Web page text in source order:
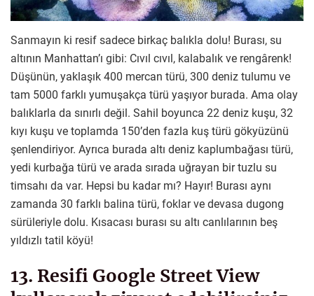
Sanmayın ki resif sadece birkaç balıkla dolu! Burası, su
altının Manhattan’ı gibi: Cıvıl cıvıl, kalabalık ve rengârenk!
Düşünün, yaklaşık 400 mercan türü, 300 deniz tulumu ve
tam 5000 farklı yumuşakça türü yaşıyor burada. Ama olay
balıklarla da sınırlı değil. Sahil boyunca 22 deniz kuşu, 32
kıyı kuşu ve toplamda 150’den fazla kuş türü gökyüzünü
şenlendiriyor. Ayrıca burada altı deniz kaplumbağası türü,
yedi kurbağa türü ve arada sırada uğrayan bir tuzlu su
timsahı da var. Hepsi bu kadar mı? Hayır! Burası aynı
zamanda 30 farklı balina türü, foklar ve devasa dugong
sürüleriyle dolu. Kısacası burası su altı canlılarının beş
yıldızlı tatil köyü!
13. Resifi Google Street View